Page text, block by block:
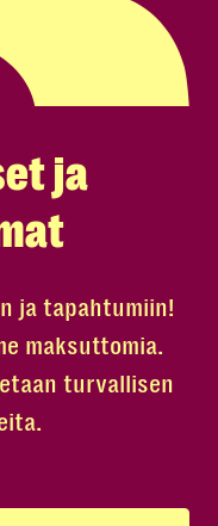
ja
ja tapahtumiin!
maksuttomia.
turvallisen